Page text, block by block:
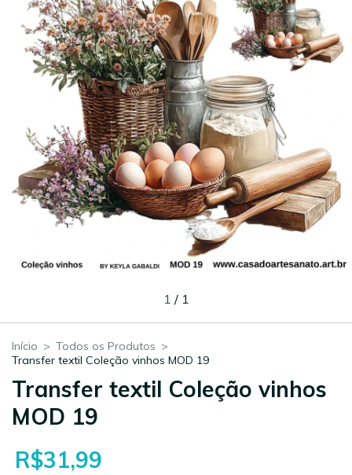
1 / 1
Início > Todos os Produtos >
Transfer textil Coleção vinhos MOD 19
Transfer textil Coleção vinhos
MOD 19
R$31,99